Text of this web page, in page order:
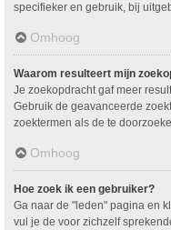
specifieker en gebruik, bij
Omhoog
Waarom resulteert mijn
Je zoekopdracht gaf meer
Gebruik de geavanceerde
zoektermen als de te
Omhoog
Hoe zoek ik een gebruiker?
Ga naar de "leden" pagina en
vul je de voor zichzelf